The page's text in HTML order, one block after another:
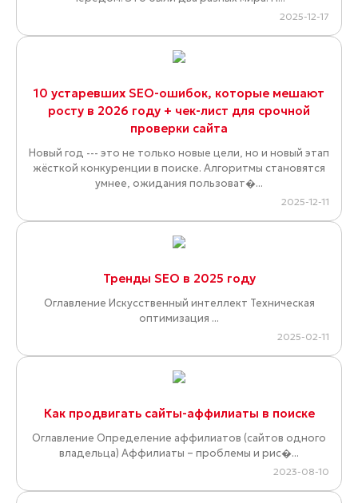
2025-12-17
10 устаревших SEO-ошибок, которые мешают
росту в 2026 году + чек-лист для срочной
проверки сайта
Новый год --- это не только новые цели, но и новый этап
жёсткой конкуренции в поиске. Алгоритмы становятся
умнее, ожидания пользоват�...
2025-12-11
Тренды SEO в 2025 году
Оглавление Искусственный интеллект Техническая
оптимизация ...
2025-02-11
Как продвигать сайты-аффилиаты в поиске
Оглавление Определение аффилиатов (сайтов одного
владельца) Аффилиаты – проблемы и рис�...
2023-08-10